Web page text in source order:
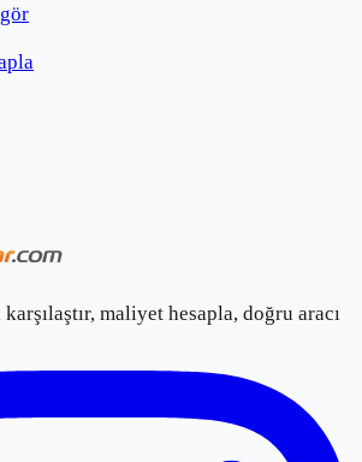
karşılaştır, maliyet hesapla, doğru aracı